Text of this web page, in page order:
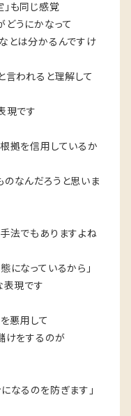
も同じ感覚
うにかなって
とは分かるんですけ
言われると理解して
現です
拠を信用しているか
なんだろうと思いま
法でもありますよね
なっているから」
表現です
悪用して
けをするのが
るのを防ぎます」